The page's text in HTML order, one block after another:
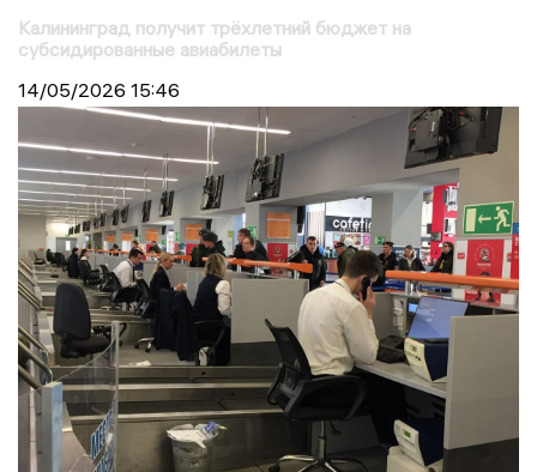
Калининград получит трёхлетний бюджет на
субсидированные авиабилеты
14/05/2026 15:46